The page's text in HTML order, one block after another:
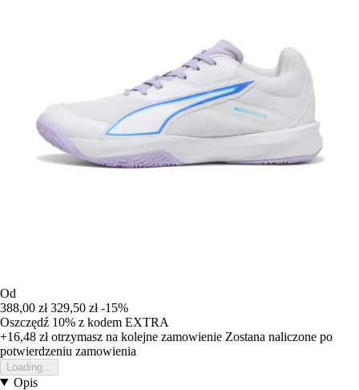
Od
388,00 zł 329,50 zł -15%
Oszczędź 10% z kodem EXTRA
+16,48 złotrzymasz na kolejne zamowienie Zostana naliczone po
potwierdzeniu zamowienia
Loading...
Opis